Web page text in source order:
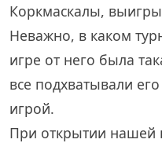
Коркмаскалы,
Неважно, в каком
игре от него была
все подхватывали
игрой.
При открытии нашей